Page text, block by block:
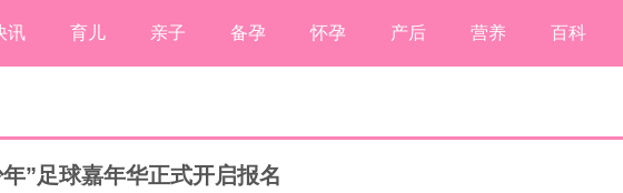
讯 育儿 亲子 备孕 怀孕 产后 营养 百科
”足球嘉年华正式开启报名